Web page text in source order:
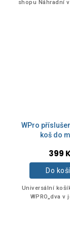
shopu Náhradní
WPro
koš do
399
Do
Universální
WPRO„dva v